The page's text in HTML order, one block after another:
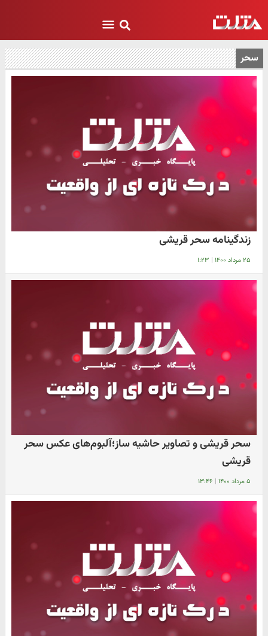
سحر
زندگینامه سحر قریشی
۲۵ مرداد ۱۴۰۰ | ۱:۲۳
سحر قریشی و تصاویر حاشیه ساز؛آلبوم‌های عکس سحر
قریشی
۵ مرداد ۱۴۰۰ | ۱۳:۴۶